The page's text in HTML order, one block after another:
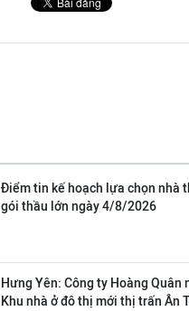
Điểm tin kế hoạch lựa chọn nhà
gói thầu lớn ngày 4/8/2026
Hưng Yên: Công ty Hoàng Quân
Khu nhà ở đô thị mới thị trấn Ân